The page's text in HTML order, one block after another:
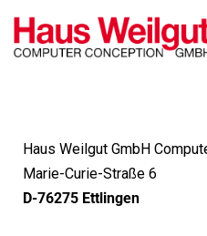
Haus Weilgut GmbH
Marie-Curie-Straße 6
D-76275 Ettlingen